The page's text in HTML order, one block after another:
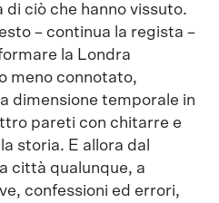
di ciò che hanno vissuto.
– continua la regista –
la Londra
meno connotato,
dimensione temporale in
pareti con chitarre e
storia. E allora dal
città qualunque, a
confessioni ed errori,